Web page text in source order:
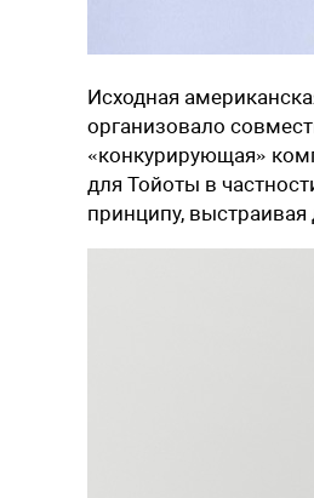
Исходная
организовало
«конкурирующая»
для Тойоты в
принципу,